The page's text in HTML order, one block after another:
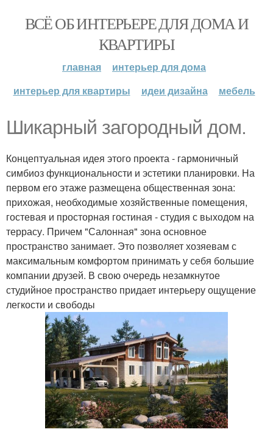
ВСЁ ОБ ИНТЕРЬЕРЕ ДЛЯ ДОМА И
КВАРТИРЫ
главная
интерьер для дома
интерьер для квартиры
идеи дизайна мебель
Шикарный загородный дом.
Концептуальная идея этого проекта - гармоничный
симбиоз функциональности и эстетики планировки. На
первом его этаже размещена общественная зона:
прихожая, необходимые хозяйственные помещения,
гостевая и просторная гостиная - студия с выходом на
террасу. Причем "Салонная" зона основное
пространство занимает. Это позволяет хозяевам с
максимальным комфортом принимать у себя большие
компании друзей. В свою очередь незамкнутое
студийное пространство придает интерьеру ощущение
легкости и свободы